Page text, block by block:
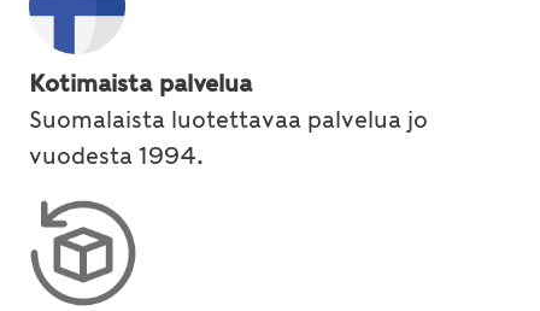
Kotimaista palvelua
Suomalaista luotettavaa palvelua jo
vuodesta 1994.